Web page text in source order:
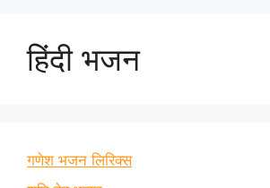
हिंदी भजन
गणेश भजन लिरिक्स